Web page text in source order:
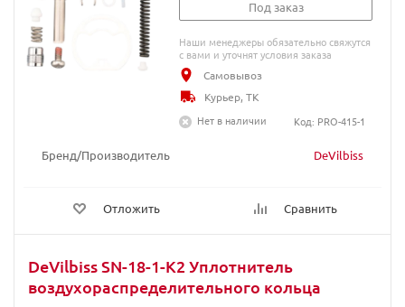
Бренд/Производитель DeVilbiss
Отложить Сравнить
Под заказ
Наши менеджеры обязательно свяжутся
с вами и уточнят условия заказа
Самовывоз
Курьер, ТК
Нет в наличии
Код: PRO-415-1
DeVilbiss SN-18-1-K2 Уплотнитель
воздухораспределительного кольца